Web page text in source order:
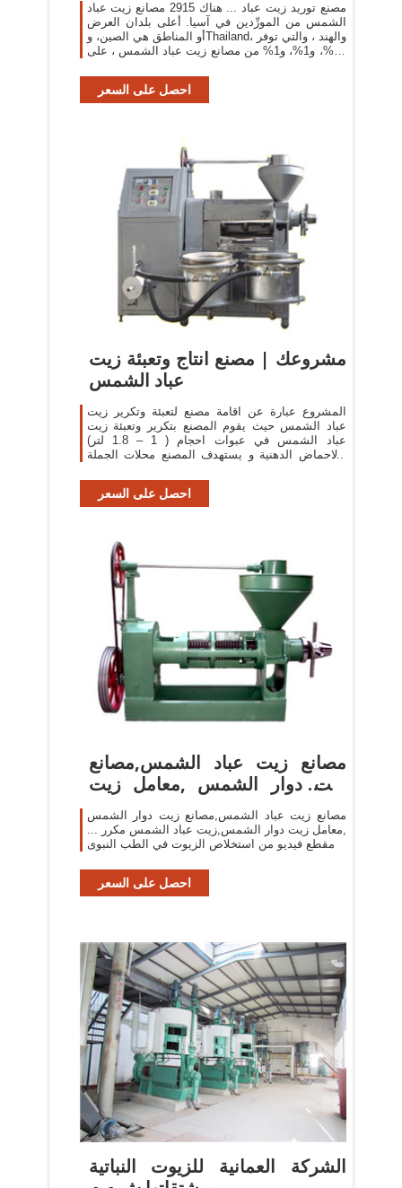
مصنع توريد زيت عباد ... هناك 2915 مصانع زيت عباد
الشمس من المورِّدين في آسيا. أعلى بلدان العرض
أو المناطق هي الصين، وThailand، والهند ، والتي توفر
90%، و1%، و1% من مصانع زيت عباد الشمس ، على
احصل على السعر
مشروعك | مصنع انتاج وتعبئة زيت
عباد الشمس
المشروع عبارة عن اقامة مصنع لتعبئة وتكرير زيت
عباد الشمس حيث يقوم المصنع بتكرير وتعبئة زيت
عباد الشمس في عبوات احجام ( 1 – 1.8 لتر)
والاحماض الدهنية و يستهدف المصنع محلات الجملة
احصل على السعر
مصانع زيت عباد الشمس,مصانع
زيت دوار الشمس ,معامل زيت
دوار ...
مصانع زيت عباد الشمس,مصانع زيت دوار الشمس
,معامل زيت دوار الشمس,زيت عباد الشمس مكرر ...
مقطع فيديو من استخلاص الزيوت في الطب النبوى
احصل على السعر
الشركة العمانية للزيوت النباتية